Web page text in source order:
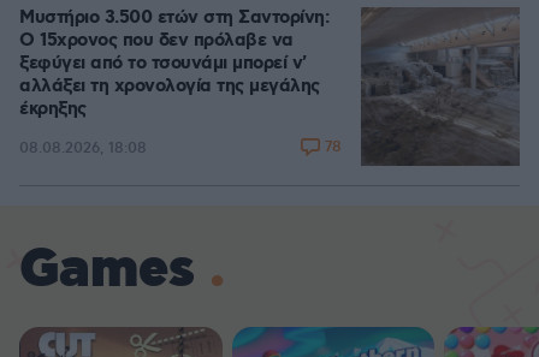
Μυστήριο 3.500 ετών στη Σαντορίνη:
Ο 15χρονος που δεν πρόλαβε να
ξεφύγει από το τσουνάμι μπορεί ν'
αλλάξει τη χρονολογία της μεγάλης
έκρηξης
08.08.2026, 18:08 78
Games